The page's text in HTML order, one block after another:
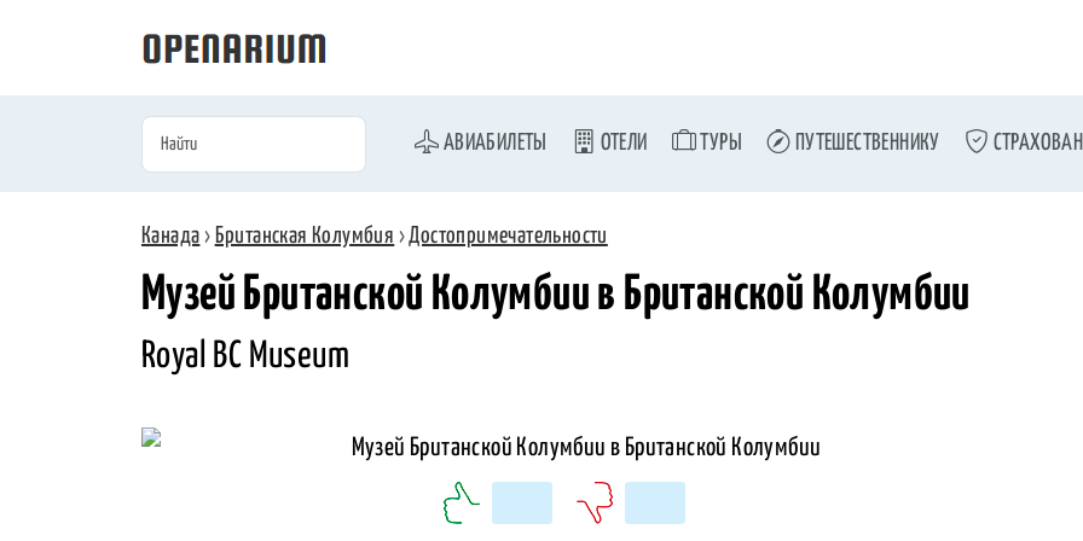
АВИАБИЛЕТЫ ОТЕЛИ ТУРЫ ПУТЕШЕСТВЕННИКУ
Канада › Британская Колумбия ›Достопримечательности
Музей Британской Колумбии в Британской Колумбии
Royal BC Museum